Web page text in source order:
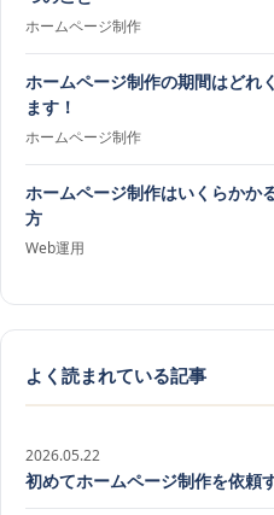
ホームページ制作
ホームページ制作の期間はどれ
ます！
ホームページ制作
ホームページ制作はいくらかか
方
Web運用
よく読まれている記事
2026.05.22
初めてホームページ制作を依頼